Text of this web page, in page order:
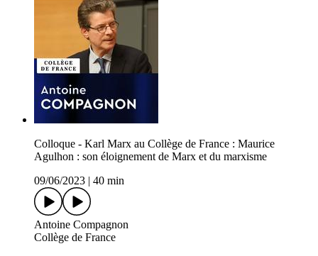
Colloque - Karl Marx au Collège de France : Maurice
Agulhon : son éloignement de Marx et du marxisme
09/06/2023
40 min
Antoine Compagnon
Collège de France